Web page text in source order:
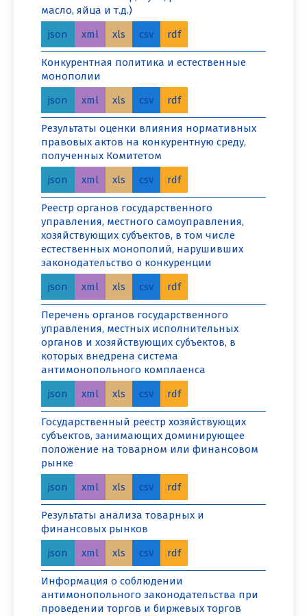
масло, яйца и т.д.)
json
xml xls csv rdf
Конкурентная политика и естественные
монополии
json
xml xls csv rdf
Результаты оценки влияния нормативных
правовых актов на конкурентную среду,
полученных Комитетом
json
xml xls csv rdf
Реестр органов государственного
управления, местного самоуправления,
хозяйствующих субъектов, в том числе
естественных монополий, нарушивших
законодательство о конкуренции
json
xml xls csv rdf
Перечень органов государственного
управления, местных исполнительных
органов и хозяйствующих субъектов, в
которых внедрена система
антимонопольного комплаенса
json
xml xls csv rdf
Государственный реестр хозяйствующих
субъектов, занимающих доминирующее
положение на товарном или финансовом
рынке
json
xml xls csv rdf
Результаты анализа товарных и
финансовых рынков
json
xml xls csv rdf
Информация о соблюдении
антимонопольного законодательства при
проведении торгов и биржевых торгов